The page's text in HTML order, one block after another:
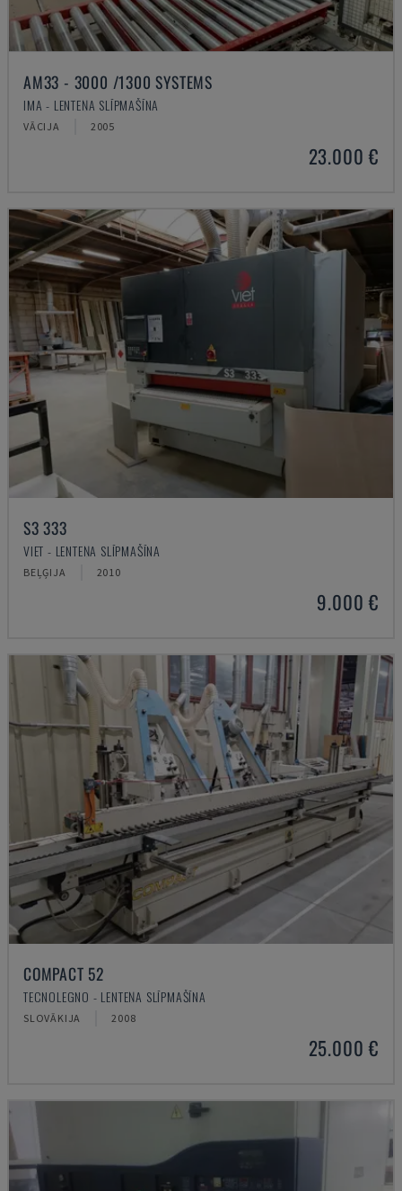
AM33 - 3000 /1300 SYSTEMS
IMA - LENTEŅA SLĪPMAŠĪNA
VĀCIJA 2005
23.000 €
S3 333
VIET - LENTEŅA SLĪPMAŠĪNA
BEĻĢIJA 2010
9.000 €
COMPACT 52
TECNOLEGNO - LENTEŅA SLĪPMAŠĪNA
SLOVĀKIJA 2008
25.000 €